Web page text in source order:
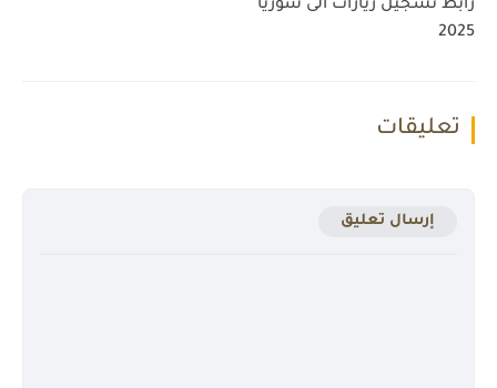
رابط تسجيل زيارات الى سوريا
2025
تعليقات
إرسال تعليق